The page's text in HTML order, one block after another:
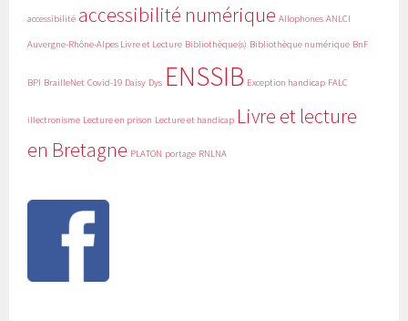
accessibilité accessibilité numérique Allophones ANLCI
Auvergne-Rhône-Alpes Livre et Lecture Bibliothèque(s) Bibliothèque numérique BnF
BPI BrailleNet Covid-19 Daisy Dys ENSSIB Exception handicap FALC
illectronisme Lecture en prison Lecture et handicap Livre et lecture
en Bretagne PLATON portage RNLNA